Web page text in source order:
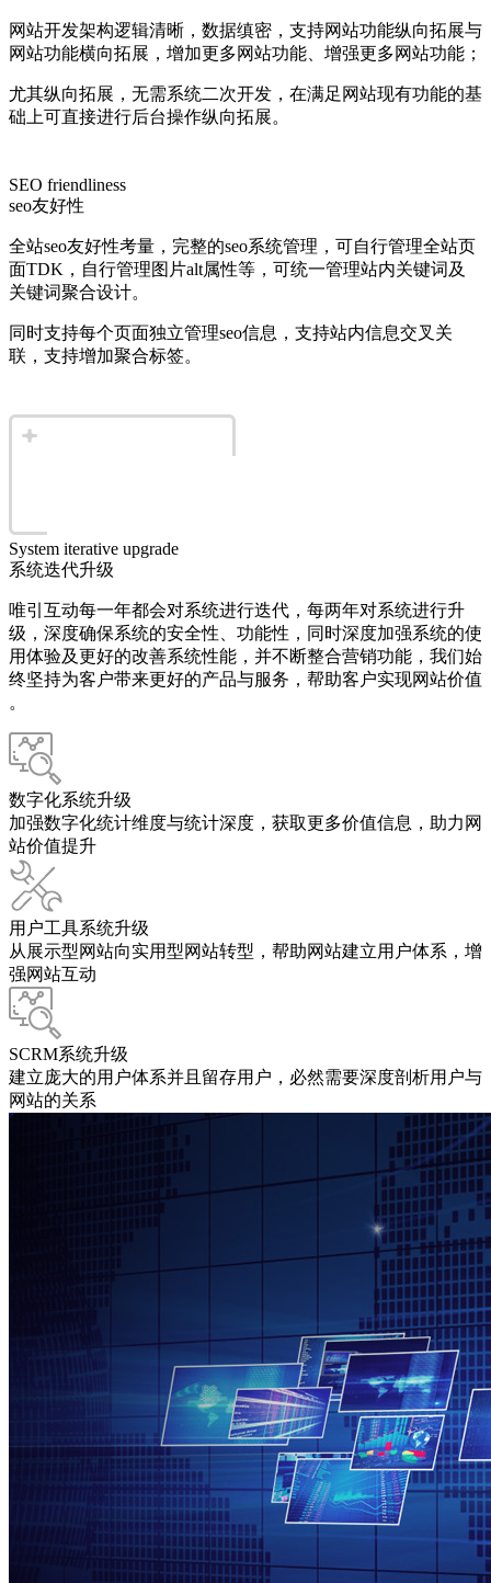
网站开发架构逻辑清晰，数据缜密，支持网站功能纵向拓展与
网站功能横向拓展，增加更多网站功能、增强更多网站功能；
尤其纵向拓展，无需系统二次开发，在满足网站现有功能的基
础上可直接进行后台操作纵向拓展。
SEO friendliness
seo友好性
全站seo友好性考量，完整的seo系统管理，可自行管理全站页
面TDK，自行管理图片alt属性等，可统一管理站内关键词及
关键词聚合设计。
同时支持每个页面独立管理seo信息，支持站内信息交叉关
联，支持增加聚合标签。
System iterative upgrade
系统迭代升级
唯引互动每一年都会对系统进行迭代，每两年对系统进行升
级，深度确保系统的安全性、功能性，同时深度加强系统的使
用体验及更好的改善系统性能，并不断整合营销功能，我们始
终坚持为客户带来更好的产品与服务，帮助客户实现网站价值
。
数字化系统升级
加强数字化统计维度与统计深度，获取更多价值信息，助力网
站价值提升
用户工具系统升级
从展示型网站向实用型网站转型，帮助网站建立用户体系，增
强网站互动
SCRM系统升级
建立庞大的用户体系并且留存用户，必然需要深度剖析用户与
网站的关系